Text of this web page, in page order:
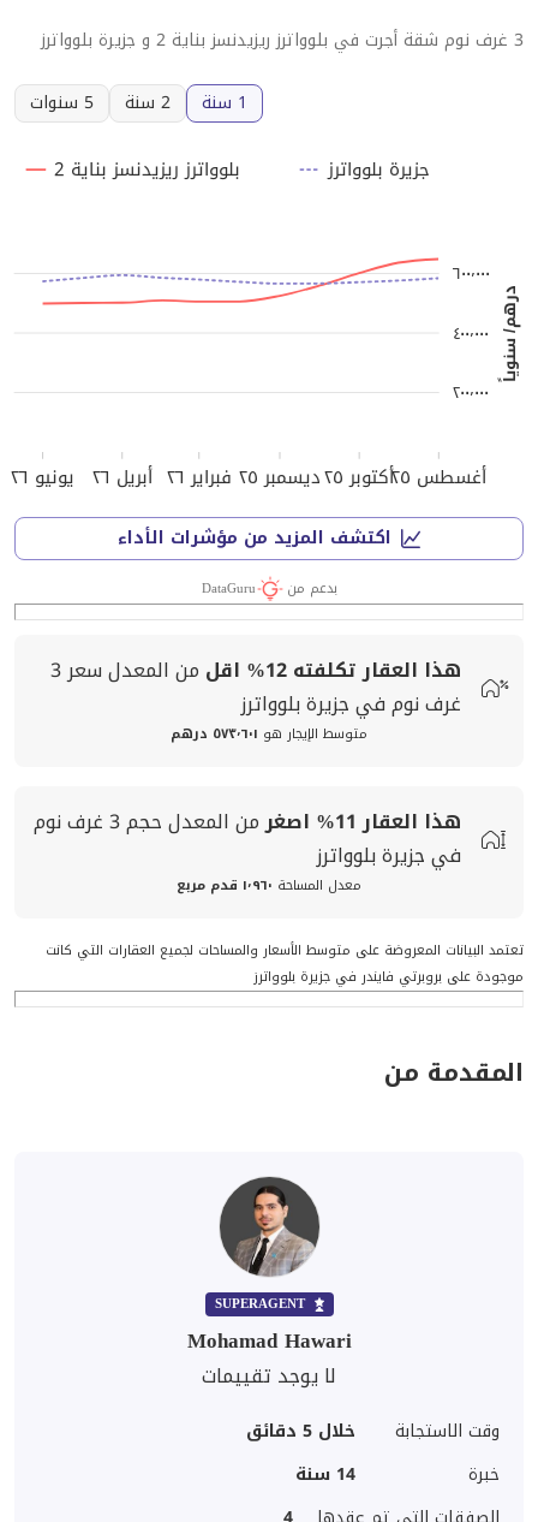
3 غرف نوم شقة أجرت في بلوواترز ريزيدنسز بناية 2 و جزيرة بلوواترز
1 سنة
2 سنة 5 سنوات
أغسطس ٢٥ أكتوبر ٢٥ ديسمبر ٢٥ فبراير ٢٦ أبريل ٢٦ يونيو ٢٦
درهم/ سنوياً
٢٠٠٬٠٠٠
٤٠٠٬٠٠٠
٦٠٠٬٠٠٠
بلوواترز ريزيدنسز بناية 2 جزيرة بلوواترز
اكتشف المزيد من مؤشرات الأداء
بدعم من DataGuru
هذا العقار تكلفته12% اقل من المعدلسعر3
غرف نوم في جزيرة بلوواترز
متوسط الإيجار هو ٥٧٣٬٦٠١ درهم
هذا العقار 11% اصغرمن المعدلحجم
3 غرف نوم
في جزيرة بلوواترز
معدل المساحة ١٬٩٦٠ قدم مربع
تعتمد البيانات المعروضة على متوسط الأسعار والمساحات لجميع العقارات التي كانت
موجودة على بروبرتي فايندر في جزيرة بلوواترز
المقدمة من
SUPERAGENT
Mohamad Hawari
لا يوجد تقييمات
وقت الاستجابة
خلال 5 دقائق
خبرة
14 سنة